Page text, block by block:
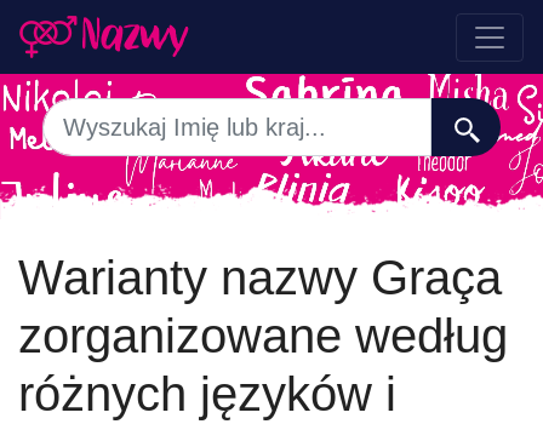
Warianty nazwy Graça
zorganizowane według
różnych języków i